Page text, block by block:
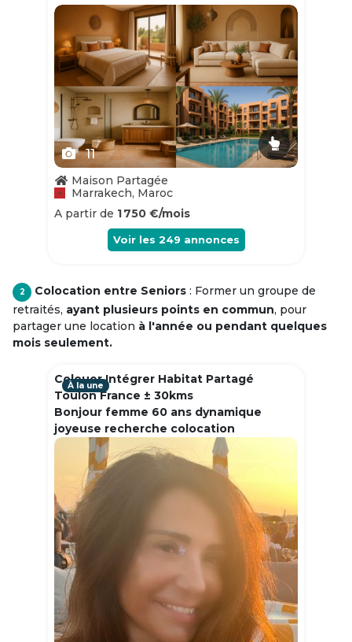
Slide 1 of 11
11
Maison Partagée
Marrakech, Maroc
A partir de 1 750 €/mois
Voir les 249 annonces
2 Colocation entre Seniors : Former un groupe de
retraités, ayant plusieurs points en commun, pour
partager une location à l'année ou pendant quelques
mois seulement.
Colouer Intégrer Habitat Partagé
Toulon France ± 30kms
Bonjour femme 60 ans dynamique
joyeuse recherche colocation
À la une